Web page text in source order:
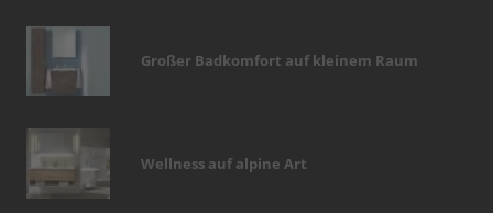
Großer Badkomfort auf kleinem Raum
Wellness auf alpine Art